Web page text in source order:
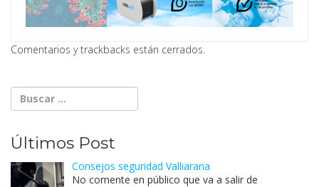
Comentarios y trackbacks están cerrados.
Últimos Post
Consejos seguridad Valliarana
No comente en público que va a salir de